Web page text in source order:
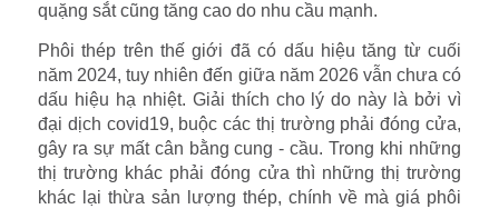
quặng sắt cũng tăng cao do nhu cầu mạnh.
Phôi thép trên thế giới đã có dấu hiệu tăng từ cuối
năm 2024, tuy nhiên đến giữa năm 2026 vẫn chưa có
dấu hiệu hạ nhiệt. Giải thích cho lý do này là bởi vì
đại dịch covid19, buộc các thị trường phải đóng cửa,
gây ra sự mất cân bằng cung - cầu. Trong khi những
thị trường khác phải đóng cửa thì những thị trường
khác lại thừa sản lượng thép, chính về mà giá phôi